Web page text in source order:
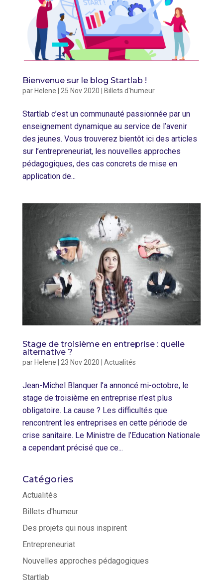
Bienvenue sur le blog Startlab !
par Helene 25 Nov 2020 Billets d'humeur
Startlab c’est un communauté passionnée par un
enseignement dynamique au service de l’avenir
des jeunes. Vous trouverez bientôt ici des articles
sur l’entrepreneuriat, les nouvelles approches
pédagogiques, des cas concrets de mise en
application de...
Stage de troisième en entreprise : quelle
alternative ?
par Helene 23 Nov 2020 Actualités
Jean-Michel Blanquer l’a annoncé mi-octobre, le
stage de troisième en entreprise n’est plus
obligatoire. La cause ? Les difficultés que
rencontrent les entreprises en cette période de
crise sanitaire. Le Ministre de l’Education Nationale
a cependant précisé que ce...
Catégories
Actualités
Billets d'humeur
Des projets qui nous inspirent
Entrepreneuriat
Nouvelles approches pédagogiques
Startlab